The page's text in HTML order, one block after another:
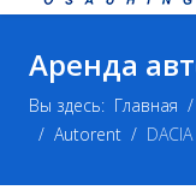
Аренда
Вы здесь: Главная
Autorent
DACIA